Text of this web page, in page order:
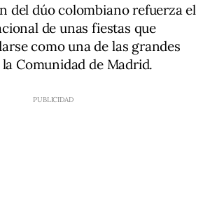
del dúo colombiano refuerza el
de unas fiestas que
como una de las grandes
Comunidad de Madrid.